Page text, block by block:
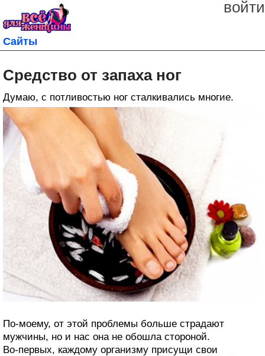
войти
Сайты
Средство от запаха ног
Думаю, с потливостью ног сталкивались многие.
По-моему, от этой проблемы больше страдают
мужчины, но и нас она не обошла стороной.
Во-первых, каждому организму присущи свои